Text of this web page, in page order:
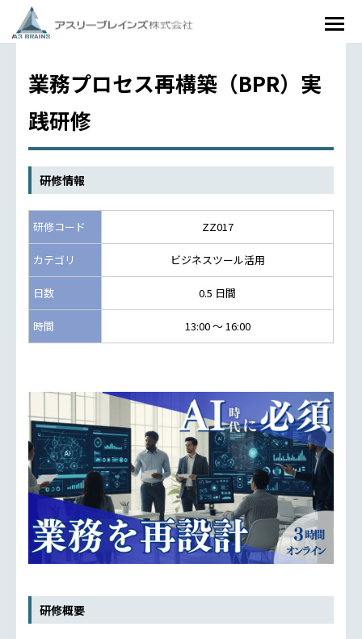
業務プロセス再構築（BPR）実
践研修
研修情報
研修コード ZZ017
カテゴリ ビジネスツール活用
日数 0.5 日間
時間 13:00 ～ 16:00
研修概要